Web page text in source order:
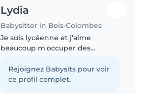
Lydia
Babysitter in Bois-Colombes
Je suis lycéenne et j'aime
beaucoup m'occuper des
j'ai eu le rôle de la petite mais
aussi de la grande, ce qui m'a
Rejoignez Babysits pour voir
ce profil complet.